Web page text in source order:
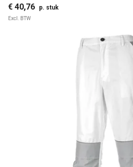
€ 40,76 p. stuk
Excl. BTW